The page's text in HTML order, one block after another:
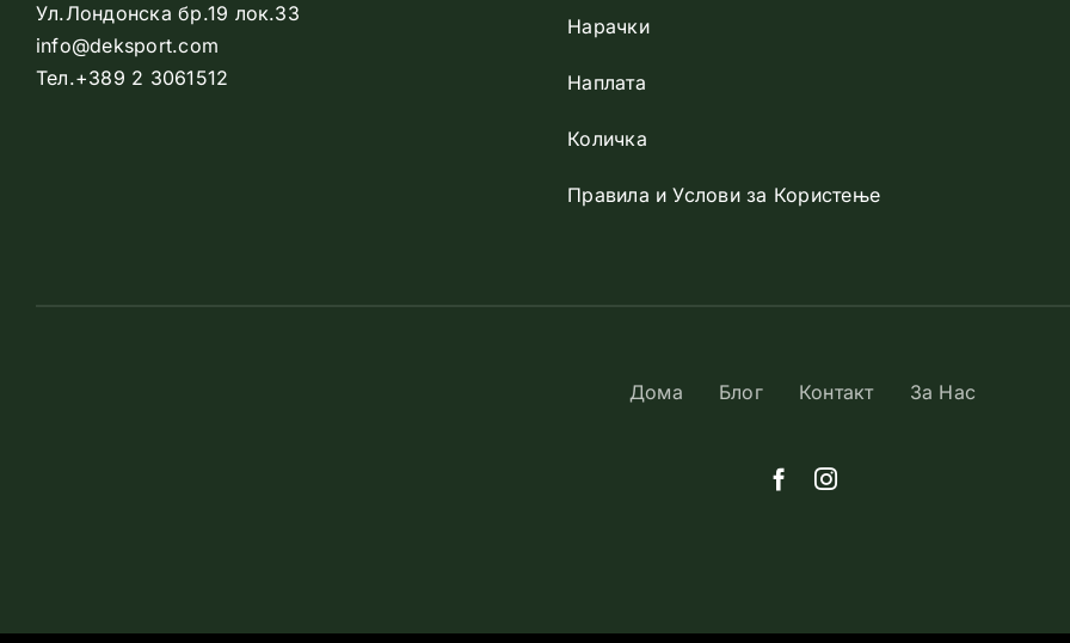
Ул.Лондонска бр.19 лок.33
info@deksport.com
Тел.+389 2 3061512
Нарачки
Наплата
Количка
Правила и Услови за Користење
Дома Блог Контакт За Нас